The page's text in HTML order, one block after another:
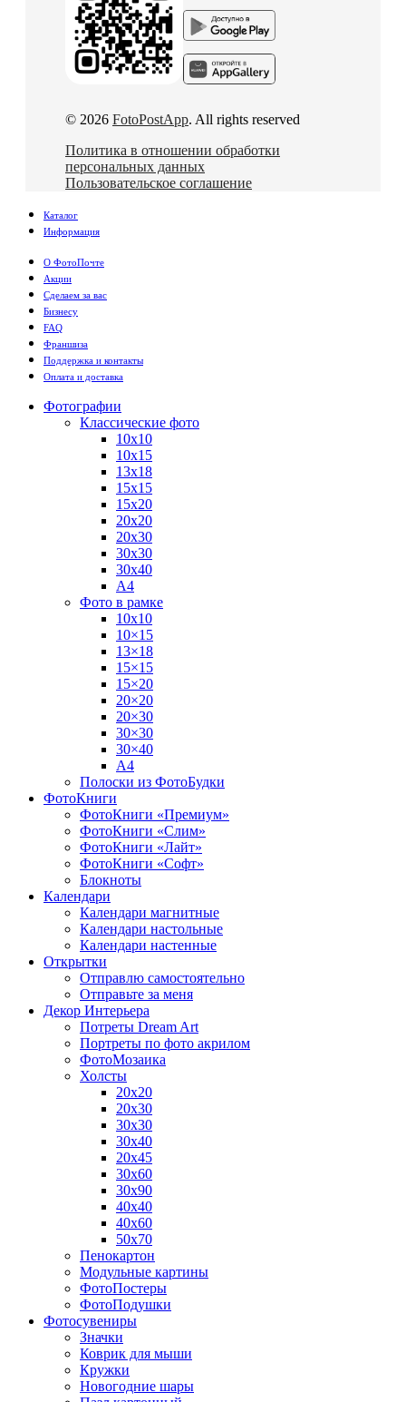
© 2026 FotoPostApp. All rights reserved
Политика в отношении обработки
персональных данных
Пользовательское соглашение
Каталог
Информация
О ФотоПочте
Акции
Сделаем за вас
Бизнесу
FAQ
Франшиза
Поддержка и контакты
Оплата и доставка
Фотографии
Классические фото
10х10
10х15
13х18
15х15
15х20
20х20
20х30
30х30
30х40
А4
Фото в рамке
10х10
10×15
13×18
15×15
15×20
20×20
20×30
30×30
30×40
A4
Полоски из ФотоБудки
ФотоКниги
ФотоКниги «Премиум»
ФотоКниги «Слим»
ФотоКниги «Лайт»
ФотоКниги «Софт»
Блокноты
Календари
Календари магнитные
Календари настольные
Календари настенные
Открытки
Отправлю самостоятельно
Отправьте за меня
Декор Интерьера
Потреты Dream Art
Портреты по фото акрилом
ФотоМозаика
Холсты
20х20
20х30
30х30
30х40
20х45
30х60
30х90
40х40
40х60
50х70
Пенокартон
Модульные картины
ФотоПостеры
ФотоПодушки
Фотоcувениры
Значки
Коврик для мыши
Кружки
Новогодние шары